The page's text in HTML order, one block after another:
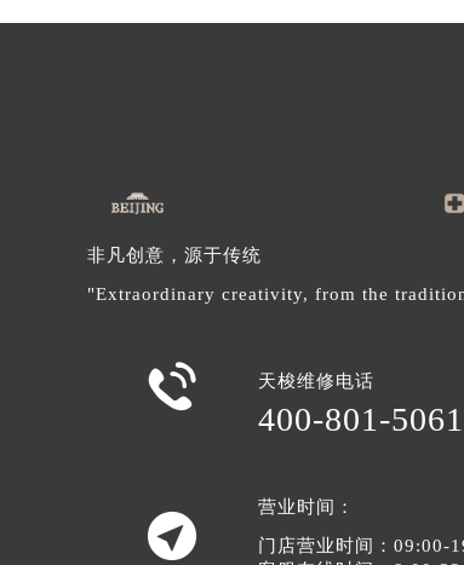
内蒙古自治区呼伦贝尔市
内蒙古自治区通辽市科尔
内蒙古自治区乌海市海勃
内蒙古自治区乌兰察布市
内蒙古自治区锡林郭勒盟
内蒙古自治区兴安盟市乌
山西省临汾市尧都区解放
山西省吕梁市离石区永宁
山西省朔州市朔城区怡西
山西省阳泉市郊区平阳东
山西省运城市盐湖区河东
非凡创意，源于传统
"Extraordinary creativity, from the
 天梭维修电话
400-801-5061

营业时间：
门店营业时间：09:00-